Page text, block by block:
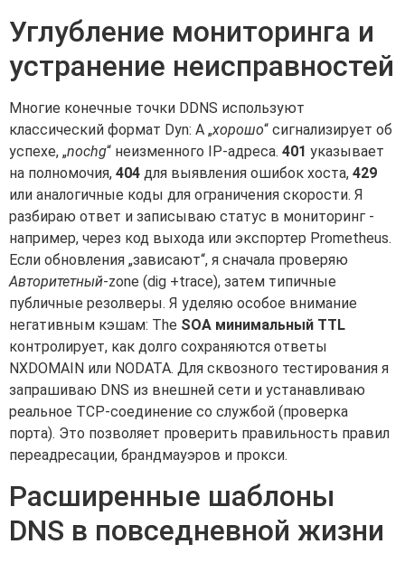
Углубление мониторинга и
устранение неисправностей
Многие конечные точки DDNS используют
классический формат Dyn: A „хорошо“ сигнализирует об
успехе, „nochg“ неизменного IP-адреса. 401 указывает
на полномочия, 404 для выявления ошибок хоста, 429
или аналогичные коды для ограничения скорости. Я
разбираю ответ и записываю статус в мониторинг -
например, через код выхода или экспортер Prometheus.
Если обновления „зависают“, я сначала проверяю
Авторитетный-zone (dig +trace), затем типичные
публичные резолверы. Я уделяю особое внимание
негативным кэшам: The SOA минимальный TTL
контролирует, как долго сохраняются ответы
NXDOMAIN или NODATA. Для сквозного тестирования я
запрашиваю DNS из внешней сети и устанавливаю
реальное TCP-соединение со службой (проверка
порта). Это позволяет проверить правильность правил
переадресации, брандмауэров и прокси.
Расширенные шаблоны
DNS в повседневной жизни